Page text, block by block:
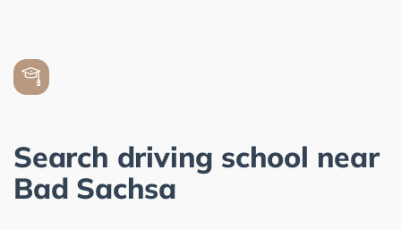
Search driving school near
Bad Sachsa